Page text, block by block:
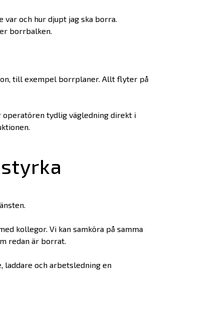
och hur djupt jag ska borra.
borrbalken.
till exempel borrplaner. Allt flyter på
tydlig vägledning direkt i
kollegor. Vi kan samköra på samma
redan är borrat.
laddare och arbetsledning en